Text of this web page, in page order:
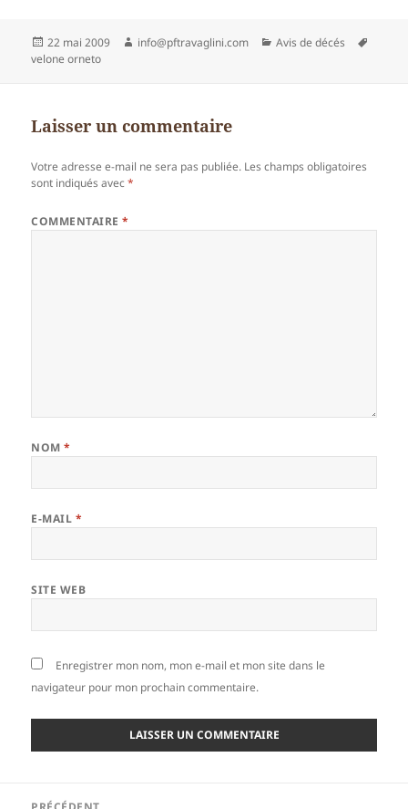
Publié
le
22 mai 2009 Auteur
info@pftravaglini.com Catégories
Avis de décés
velone orneto
Laisser un commentaire
Votre adresse e-mail ne sera pas publiée. Les champs obligatoires
sont indiqués avec*
COMMENTAIRE*
NOM*
E-MAIL *
SITE WEB
Enregistrer mon nom, mon e-mail et mon site dans le
navigateur pour mon prochain commentaire.